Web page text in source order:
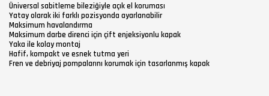
Üniversal sabitleme bileziğiyle açık el koruması
Yatay olarak iki farklı pozisyonda ayarlanabilir
Maksimum havalandırma
Maksimum darbe direnci için çift enjeksiyonlu kapak
Yaka ile kolay montaj
Hafif, kompakt ve esnek tutma yeri
Fren ve debriyaj pompalarını korumak için tasarlanmış kapak